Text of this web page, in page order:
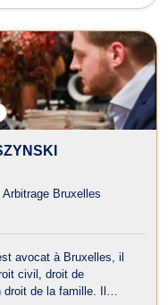
Bruxelles
avocat à Bruxelles, il
civil, droit de
de la famille. Il